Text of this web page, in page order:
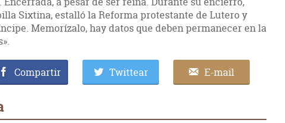
Sixtina, estalló la Reforma protestante de Lutero y
Memorízalo, hay datos que deben permanecer en la
Compartir Twittear E-mail